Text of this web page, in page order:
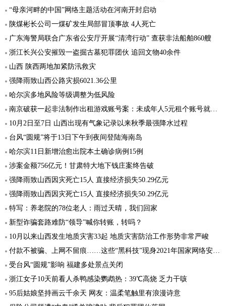
“母亲河畔的中国”网络主题活动在河南开封启动
陕煤彬长公司一煤矿发生局部冒顶事故 4人死亡
广东海警局联合广东省公安厅开展“清湾行动” 查获非法船舶860艘
浙江长兴公安摧毁一盗掘古墓犯罪团伙 追回文物40余件
山西 陕西两地加紧防汛救灾
强降雨致山西公路灾损6021.36公里
哈尔滨多地风险等级调整为低风险
南京破获一起非法制作出租游戏账号案：未成年人5元租个账号就能打游戏
10月2日至7日 山西出现有气象记录以来秋季最强降水过程
台风“圆规”将于13日下午到夜间登陆海南岛
哈尔滨11日新增治愈出院本土确诊病例15例
涉案金额756亿元！甘肃特大地下钱庄案终告破
强降雨致山西因灾死亡15人 直接经济损失50.29亿元
强降雨致山西因灾死亡15人 直接经济损失50.29亿元
特写：养老院的78位老人：雨过天晴，我们回家
新型诈骗套路难防“领导”喊你转账，转吗？
10月以来山西发生地质灾害33起 地质灾害防治工作形势非常严峻
付款不被骗、上网不留痕……这些“黑科技”现身2021年国家网络安全宣传周
受台风“圆规”影响 福建多处景点关闭
浙江女子10天前看人杀鸭感染鹦鹉热：39℃高烧 乏力干咳
95后姑娘坚持画云千余天 网友：温柔笔触里有浪漫诗意